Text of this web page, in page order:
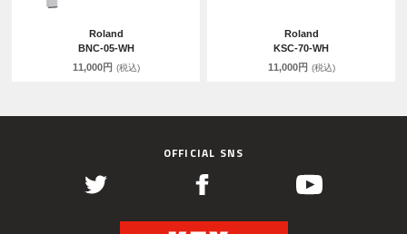
Roland
BNC-05-WH
11,000円 (税込)
Roland
KSC-70-WH
11,000円 (税込)
OFFICIAL SNS